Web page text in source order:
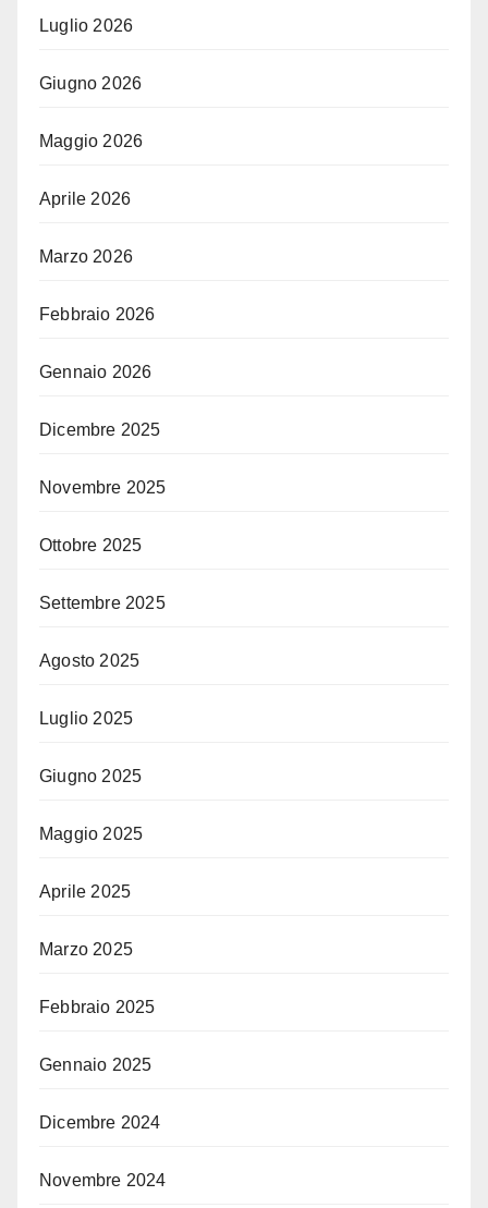
Luglio 2026
Giugno 2026
Maggio 2026
Aprile 2026
Marzo 2026
Febbraio 2026
Gennaio 2026
Dicembre 2025
Novembre 2025
Ottobre 2025
Settembre 2025
Agosto 2025
Luglio 2025
Giugno 2025
Maggio 2025
Aprile 2025
Marzo 2025
Febbraio 2025
Gennaio 2025
Dicembre 2024
Novembre 2024